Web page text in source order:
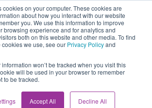
cookies on your computer. These cookies are
about how you interact with our website
you. We use this information to improve
browsing experience and for analytics and
both on this website and other media. To find
we use, see our Privacy Policyand
won’t be tracked when you visit this
will be used in your browser to remember
to be tracked.
Accept All Decline All